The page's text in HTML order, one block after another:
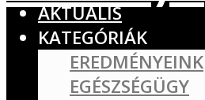
AKTUÁLIS
KATEGÓRIÁK
EREDMÉNYEINK
EGÉSZSÉGÜGY